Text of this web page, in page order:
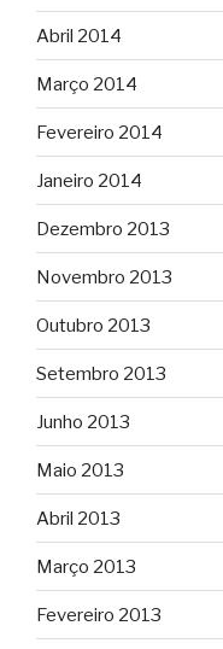
Abril 2014
Março 2014
Fevereiro 2014
Janeiro 2014
Dezembro 2013
Novembro 2013
Outubro 2013
Setembro 2013
Junho 2013
Maio 2013
Abril 2013
Março 2013
Fevereiro 2013